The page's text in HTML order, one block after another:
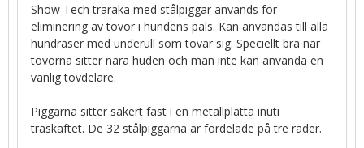
Show Tech träraka med stålpiggar används för
eliminering av tovor i hundens päls. Kan användas till alla
hundraser med underull som tovar sig. Speciellt bra när
tovorna sitter nära huden och man inte kan använda en
vanlig tovdelare.
Piggarna sitter säkert fast i en metallplatta inuti
träskaftet. De 32 stålpiggarna är fördelade på tre rader.